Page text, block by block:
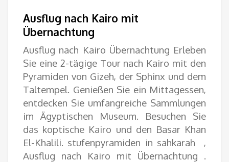
Ausflug nach Kairo mit
Übernachtung
Ausflug nach Kairo Übernachtung Erleben
Sie eine 2-tägige Tour nach Kairo mit den
Pyramiden von Gizeh, der Sphinx und dem
Taltempel. Genießen Sie ein Mittagessen,
entdecken Sie umfangreiche Sammlungen
im Ägyptischen Museum. Besuchen Sie
das koptische Kairo und den Basar Khan
El-Khalili. stufenpyramiden in sahkarah ,
Ausflug nach Kairo mit Übernachtung .